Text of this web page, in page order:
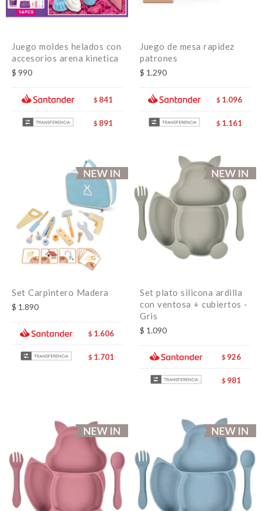
Juego moldes helados con
accesorios arena kinetica
$ 990
$ 841
$ 891
Juego de mesa rapidez
patrones
$ 1.290
$ 1.096
$ 1.161
Set Carpintero Madera
$ 1.890
$ 1.606
$ 1.701
Set plato silicona ardilla
con ventosa + cubiertos -
Gris
$ 1.090
$ 926
$ 981